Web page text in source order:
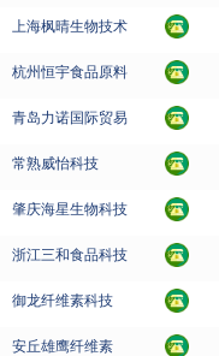
上海枫晴生物技术
杭州恒宇食品原料
青岛力诺国际贸易
常熟威怡科技
肇庆海星生物科技
浙江三和食品科技
御龙纤维素科技
安丘雄鹰纤维素